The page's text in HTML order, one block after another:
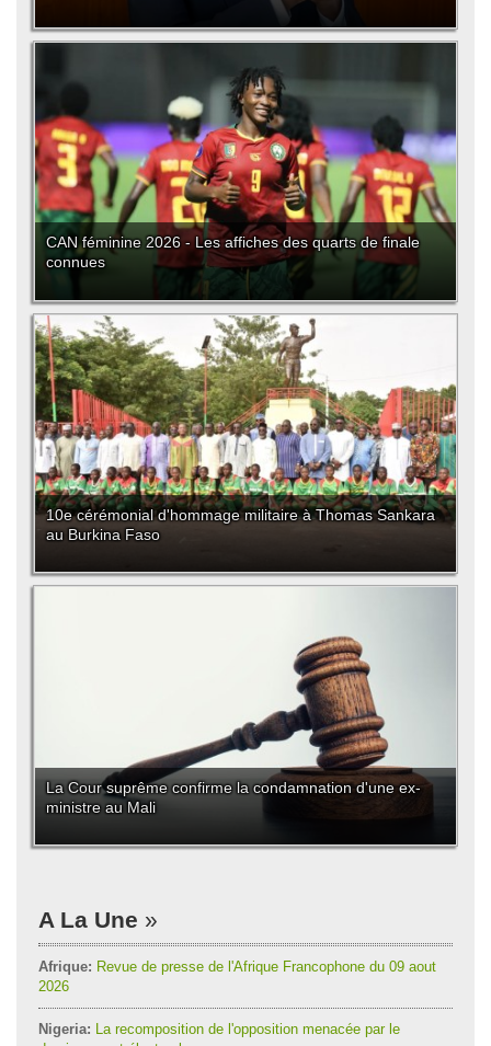
CAN féminine 2026 - Les affiches des quarts de finale
connues
10e cérémonial d'hommage militaire à Thomas Sankara
au Burkina Faso
La Cour suprême confirme la condamnation d'une ex-
ministre au Mali
A La Une
Afrique: Revue de presse de l'Afrique Francophone du 09 aout
2026
Nigeria: La recomposition de l'opposition menacée par le